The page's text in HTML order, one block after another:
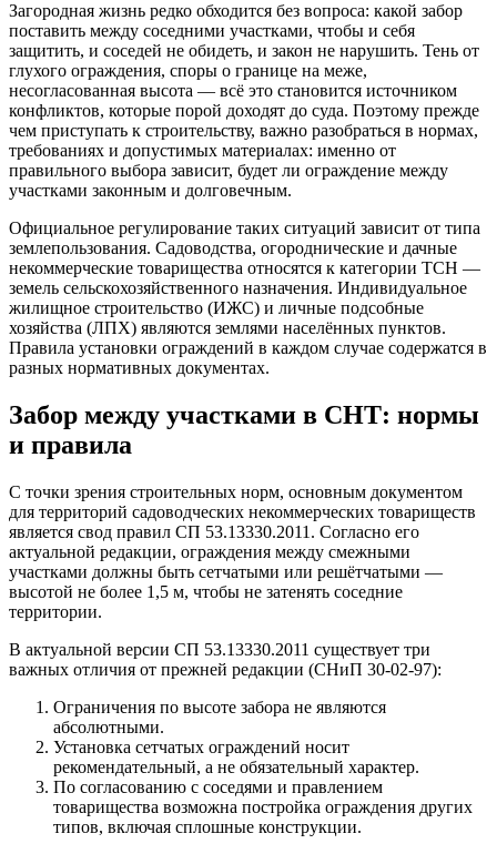
Загородная жизнь редко обходится без вопроса: какой забор
поставить между соседними участками, чтобы и себя
защитить, и соседей не обидеть, и закон не нарушить. Тень от
глухого ограждения, споры о границе на меже,
несогласованная высота — всё это становится источником
конфликтов, которые порой доходят до суда. Поэтому прежде
чем приступать к строительству, важно разобраться в нормах,
требованиях и допустимых материалах: именно от
правильного выбора зависит, будет ли ограждение между
участками законным и долговечным.
Официальное регулирование таких ситуаций зависит от типа
землепользования. Садоводства, огороднические и дачные
некоммерческие товарищества относятся к категории ТСН —
земель сельскохозяйственного назначения. Индивидуальное
жилищное строительство (ИЖС) и личные подсобные
хозяйства (ЛПХ) являются землями населённых пунктов.
Правила установки ограждений в каждом случае содержатся в
разных нормативных документах.
Забор между участками в СНТ: нормы
и правила
С точки зрения строительных норм, основным документом
для территорий садоводческих некоммерческих товариществ
является свод правил СП 53.13330.2011. Согласно его
актуальной редакции, ограждения между смежными
участками должны быть сетчатыми или решётчатыми —
высотой не более 1,5 м, чтобы не затенять соседние
территории.
В актуальной версии СП 53.13330.2011 существует три
важных отличия от прежней редакции (СНиП 30-02-97):
Ограничения по высоте забора не являются
абсолютными.
Установка сетчатых ограждений носит
рекомендательный, а не обязательный характер.
По согласованию с соседями и правлением
товарищества возможна постройка ограждения других
типов, включая сплошные конструкции.